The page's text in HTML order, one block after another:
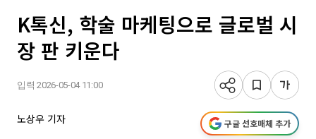
K톡신, 학술 마케팅으로 글로벌 시
장 판 키운다
입력 2026-05-04 11:00
노상우 기자 구글 선호매체 추가